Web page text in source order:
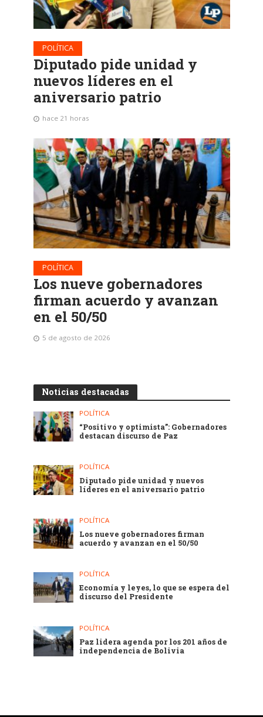
POLÍTICA
Diputado pide unidad y
nuevos líderes en el
aniversario patrio
hace 21 horas
POLÍTICA
Los nueve gobernadores
firman acuerdo y avanzan
en el 50/50
5 de agosto de 2026
Noticias destacadas
POLÍTICA
“Positivo y optimista”: Gobernadores
destacan discurso de Paz
POLÍTICA
Diputado pide unidad y nuevos
líderes en el aniversario patrio
POLÍTICA
Los nueve gobernadores firman
acuerdo y avanzan en el 50/50
POLÍTICA
Economía y leyes, lo que se espera del
discurso del Presidente
POLÍTICA
Paz lidera agenda por los 201 años de
independencia de Bolivia